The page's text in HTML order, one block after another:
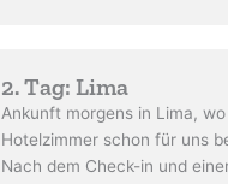
2. Tag: Lima
Ankunft morgens in Lima, wo
Hotelzimmer schon für uns
Nach dem Check-in und